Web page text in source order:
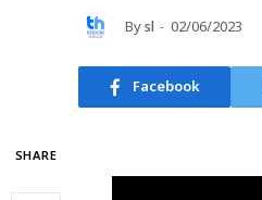
Bysl 02/06/2023
Facebook
SHARE